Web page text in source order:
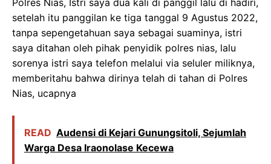
setelah itu panggilan ke tiga tanggal 9 Agustus 2022,
tanpa sepengetahuan saya sebagai suaminya, istri
saya ditahan oleh pihak penyidik polres nias, lalu
sorenya istri saya telefon melalui via seluler miliknya,
memberitahu bahwa dirinya telah di tahan di Polres
Nias, ucapnya
READ Audensi di Kejari Gunungsitoli, Sejumlah
Warga Desa Iraonolase Kecewa